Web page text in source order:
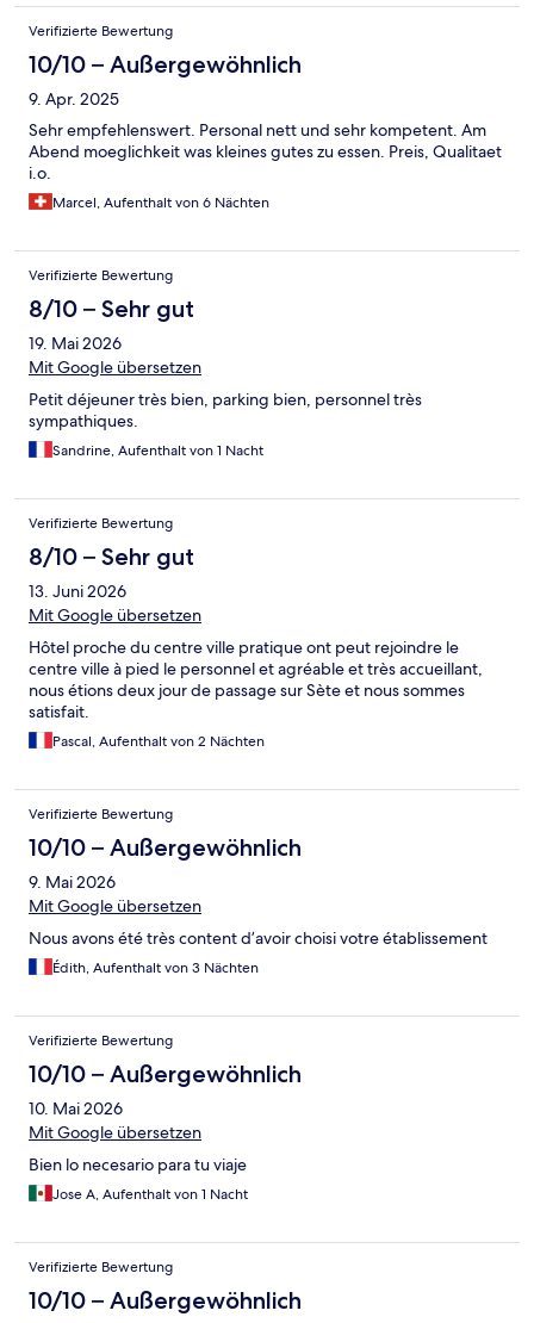
Verifizierte Bewertung
10/10 – Außergewöhnlich
9. Apr. 2025
Sehr empfehlenswert. Personal nett und sehr kompetent. Am
Abend moeglichkeit was kleines gutes zu essen. Preis, Qualitaet
i.o.
Marcel, Aufenthalt von 6 Nächten
Verifizierte Bewertung
8/10 – Sehr gut
19. Mai 2026
Mit Google übersetzen
Petit déjeuner très bien, parking bien, personnel très
sympathiques.
Sandrine, Aufenthalt von 1 Nacht
Verifizierte Bewertung
8/10 – Sehr gut
13. Juni 2026
Mit Google übersetzen
Hôtel proche du centre ville pratique ont peut rejoindre le
centre ville à pied le personnel et agréable et très accueillant,
nous étions deux jour de passage sur Sète et nous sommes
satisfait.
Pascal, Aufenthalt von 2 Nächten
Verifizierte Bewertung
10/10 – Außergewöhnlich
9. Mai 2026
Mit Google übersetzen
Nous avons été très content d’avoir choisi votre établissement
Édith, Aufenthalt von 3 Nächten
Verifizierte Bewertung
10/10 – Außergewöhnlich
10. Mai 2026
Mit Google übersetzen
Bien lo necesario para tu viaje
Jose A, Aufenthalt von 1 Nacht
Verifizierte Bewertung
10/10 – Außergewöhnlich